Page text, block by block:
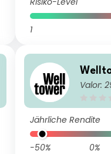
1
Valor:
Jährliche Rendite
-50% 0%